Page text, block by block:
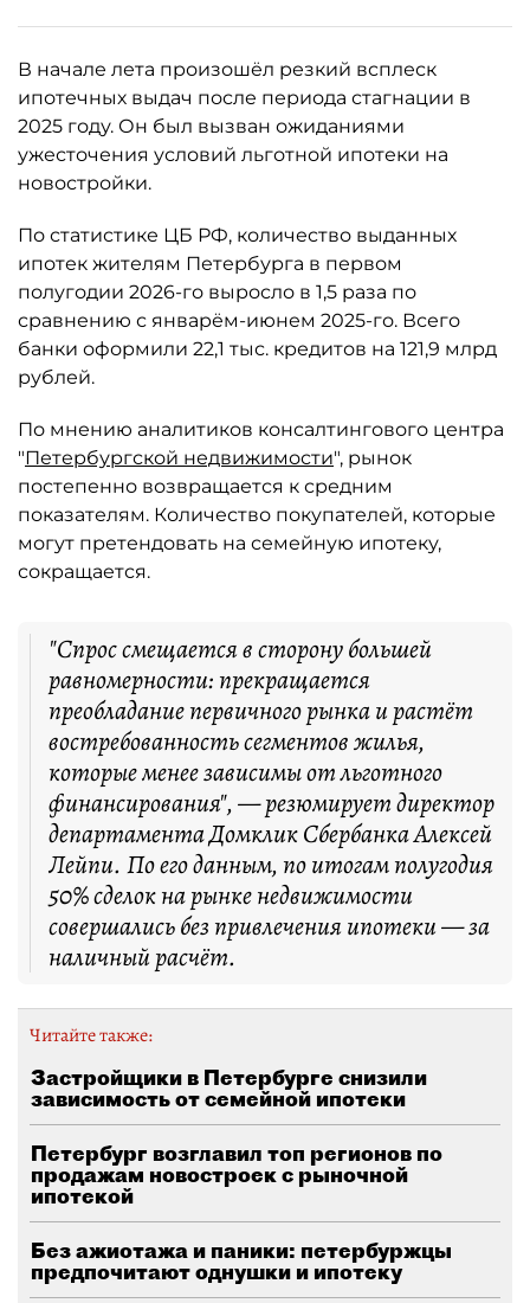
В начале лета произошёл резкий всплеск
ипотечных выдач после периода стагнации в
2025 году. Он был вызван ожиданиями
ужесточения условий льготной ипотеки на
новостройки.
По статистике ЦБ РФ, количество выданных
ипотек жителям Петербурга в первом
полугодии 2026-го выросло в 1,5 раза по
сравнению с январём-июнем 2025-го. Всего
банки оформили 22,1 тыс. кредитов на 121,9 млрд
рублей.
По мнению аналитиков консалтингового центра
"Петербургской недвижимости", рынок
постепенно возвращается к средним
показателям. Количество покупателей, которые
могут претендовать на семейную ипотеку,
сокращается.
"Спрос смещается в сторону большей
равномерности: прекращается
преобладание первичного рынка и растёт
востребованность сегментов жилья,
которые менее зависимы от льготного
финансирования", — резюмирует директор
департамента Домклик Сбербанка Алексей
Лейпи. По его данным, по итогам полугодия
50% сделок на рынке недвижимости
совершались без привлечения ипотеки — за
наличный расчёт.
Читайте также:
Застройщики в Петербурге снизили
зависимость от семейной ипотеки
Петербург возглавил топ регионов по
продажам новостроек с рыночной
ипотекой
Без ажиотажа и паники: петербуржцы
предпочитают однушки и ипотеку